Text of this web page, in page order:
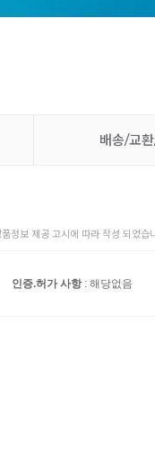
배송/교
정보 제공 고시에 따라 작성 되었습
인증.허가 사항: 해당없음